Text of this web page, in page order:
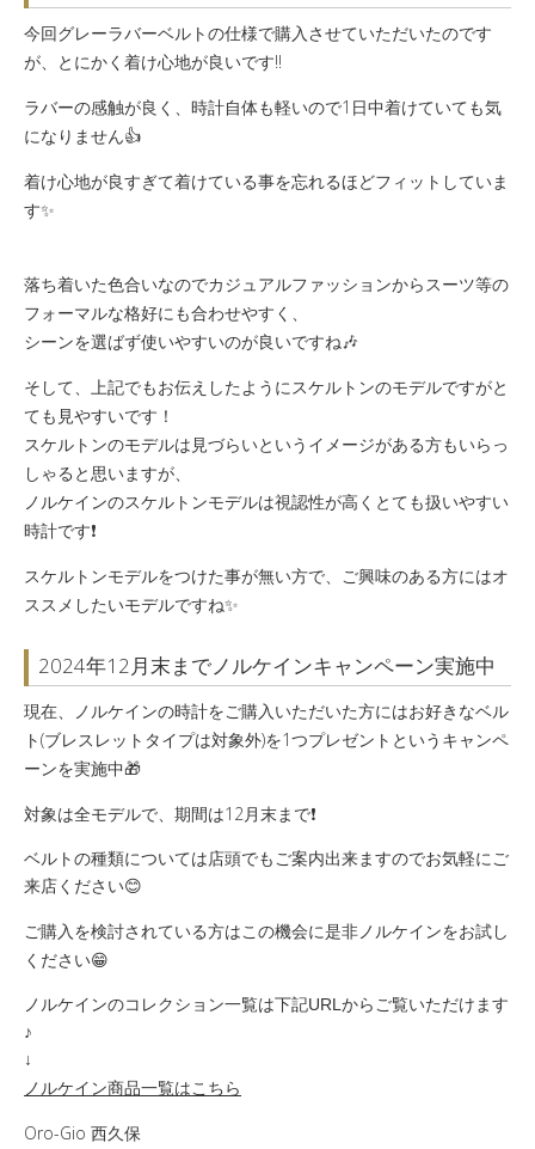
今回グレーラバーベルトの仕様で購入させていただいたのです
が、とにかく着け心地が良いです‼️
ラバーの感触が良く、時計自体も軽いので1日中着けていても気
になりません👍
着け心地が良すぎて着けている事を忘れるほどフィットしていま
す✨
落ち着いた色合いなのでカジュアルファッションからスーツ等の
フォーマルな格好にも合わせやすく、
シーンを選ばず使いやすいのが良いですね🎶
そして、上記でもお伝えしたようにスケルトンのモデルですがと
ても見やすいです！
スケルトンのモデルは見づらいというイメージがある方もいらっ
しゃると思いますが、
ノルケインのスケルトンモデルは視認性が高くとても扱いやすい
時計です❗️
スケルトンモデルをつけた事が無い方で、ご興味のある方にはオ
ススメしたいモデルですね✨
2024年12月末までノルケインキャンペーン実施中
現在、ノルケインの時計をご購入いただいた方にはお好きなベル
ト(ブレスレットタイプは対象外)を1つプレゼントというキャンペ
ーンを実施中🎁
対象は全モデルで、期間は12月末まで❗️
ベルトの種類については店頭でもご案内出来ますのでお気軽にご
来店ください😊
ご購入を検討されている方はこの機会に是非ノルケインをお試し
ください😁
ノルケインのコレクション一覧は下記URLからご覧いただけます
♪
↓
ノルケイン商品一覧はこちら
Oro-Gio 西久保